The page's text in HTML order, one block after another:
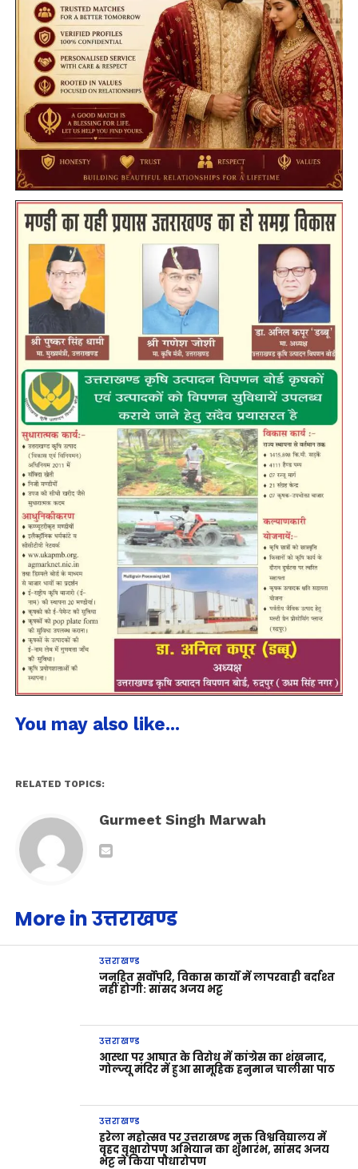
You may also like...
RELATED TOPICS:
Gurmeet Singh Marwah
More in उत्तराखण्ड
उत्तराखण्ड
जनहित सर्वोपरि, विकास कार्यों में लापरवाही बर्दाश्त
नहीं होगी: सांसद अजय भट्ट
उत्तराखण्ड
आस्था पर आघात के विरोध में कांग्रेस का शंखनाद,
गोल्ज्यू मंदिर में हुआ सामूहिक हनुमान चालीसा पाठ
उत्तराखण्ड
हरेला महोत्सव पर उत्तराखण्ड मुक्त विश्वविद्यालय में
वृहद वृक्षारोपण अभियान का शुभारंभ, सांसद अजय
भट्ट ने किया पौधारोपण